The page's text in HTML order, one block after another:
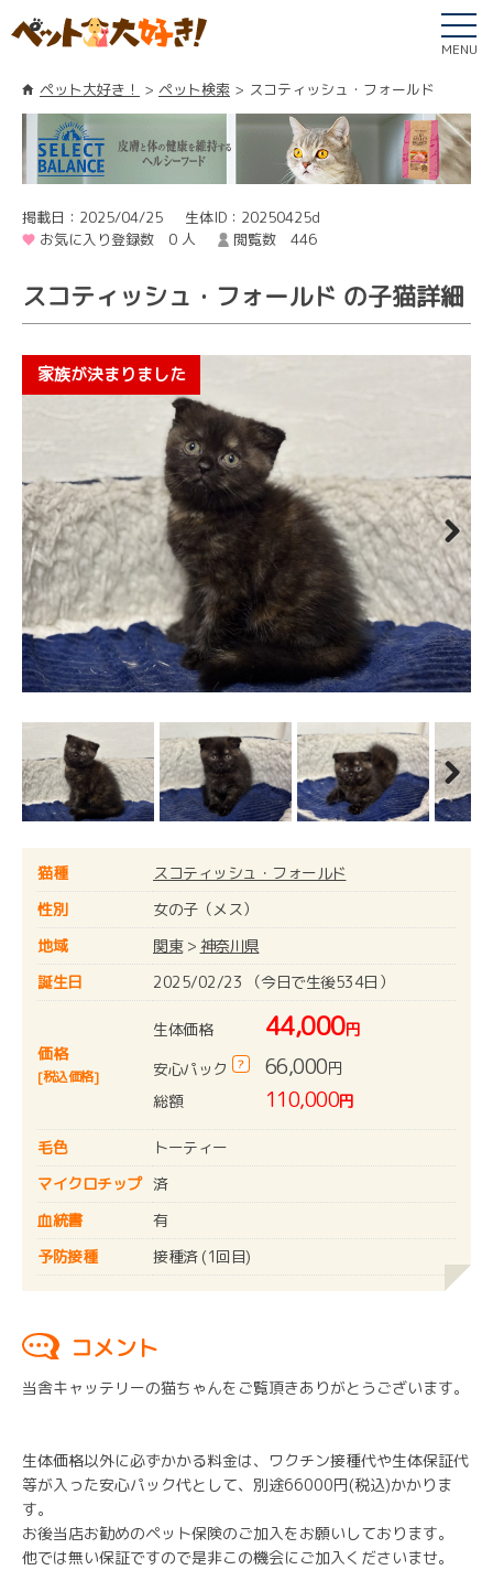
MENU
ペット大好き！ ペット検索 スコティッシュ・フォールド
掲載日：2025/04/25
生体ID：20250425d
お気に入り登録数 0 人
閲覧数 446
スコティッシュ・フォールド の子猫詳細
Next
Next
猫種
スコティッシュ・フォールド
性別
女の子（メス）
地域
関東> 神奈川県
誕生日
2025/02/23 （今日で生後534日）
価格
[税込価格]
生体価格 44,000円
安心パック
? 66,000円
総額
110,000円
毛色
トーティー
マイクロチップ 済
血統書
有
予防接種
接種済 (1回目)
コメント
当舎キャッテリーの猫ちゃんをご覧頂きありがとうございます。
生体価格以外に必ずかかる料金は、ワクチン接種代や生体保証代
等が入った安心パック代として、別途66000円(税込)かかりま
す。
お後当店お勧めのペット保険のご加入をお願いしております。
他では無い保証ですので是非この機会にご加入くださいませ。